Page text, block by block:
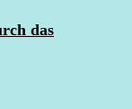
das